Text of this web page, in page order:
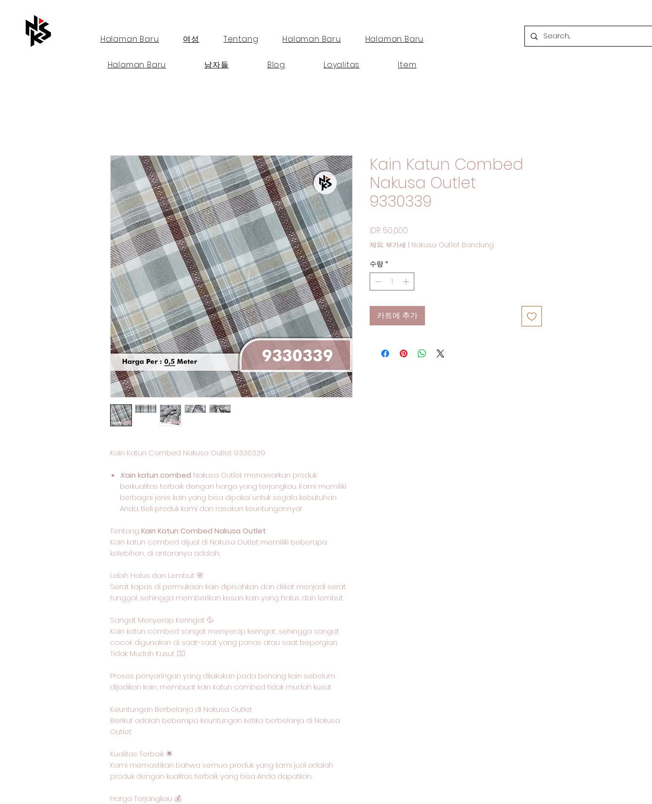
Halaman Baru 여성 Tentang Halaman Baru Halaman Baru
Halaman Baru 남자들 Blog Loyalitas Item
Kain Katun Combed Nakusa Outlet 9330339
.Kain katun combed Nakusa Outlet menawarkan produk
berkualitas terbaik dengan harga yang terjangkau. Kami memiliki
berbagai jenis kain yang bisa dipakai untuk segala kebutuhan
Anda. Beli produk kami dan rasakan keuntungannya!
Tentang Kain Katun Combed Nakusa Outlet
Kain katun combed dijual di Nakusa Outlet memiliki beberapa
kelebihan, di antaranya adalah:
Lebih Halus dan Lembut 🌸
Serat kapas di permukaan kain dipisahkan dan diikat menjadi serat
tunggal, sehingga memberikan kesan kain yang halus dan lembut.
Sangat Menyerap Keringat 💦
Kain katun combed sangat menyerap keringat, sehingga sangat
cocok digunakan di saat-saat yang panas atau saat bepergian.
Tidak Mudah Kusut 🙅‍♂️
Proses penyaringan yang dilakukan pada benang kain sebelum
dijadikan kain, membuat kain katun combed tidak mudah kusut.
Keuntungan Berbelanja di Nakusa Outlet
Berikut adalah beberapa keuntungan ketika berbelanja di Nakusa
Outlet:
Kualitas Terbaik 🌟
Kami memastikan bahwa semua produk yang kami jual adalah
produk dengan kualitas terbaik yang bisa Anda dapatkan.
Harga Terjangkau 💰
Kain Katun Combed
Nakusa Outlet
9330339
IDR 50,000
제외: 부가세
Nakusa Outlet Bandung
수량 *
카트에 추가